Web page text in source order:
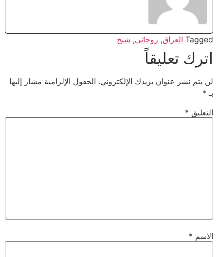
Tagged العراق, روحاني, شيخ
اترك تعليقاً
لن يتم نشر عنوان بريدك الإلكتروني. الحقول الإلزامية مشار إليها
بـ *
التعليق *
الاسم *